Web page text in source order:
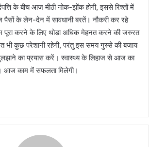
के बीच आज मीठी नोक-झोंक होगी, इससे रिश्तों में
के लेन-देन में सावधानी बरतें। नौकरी कर रहे
पूरा करने के लिए थोडा अधिक मेहनत करने की जरुरत
कुछ परेशानी रहेगी, परंतु इस समय गुस्से की बजाय
सुलझाने का प्रयास करें। स्वास्थ्य के लिहाज से आज का
आज काम में सफलता मिलेगी।